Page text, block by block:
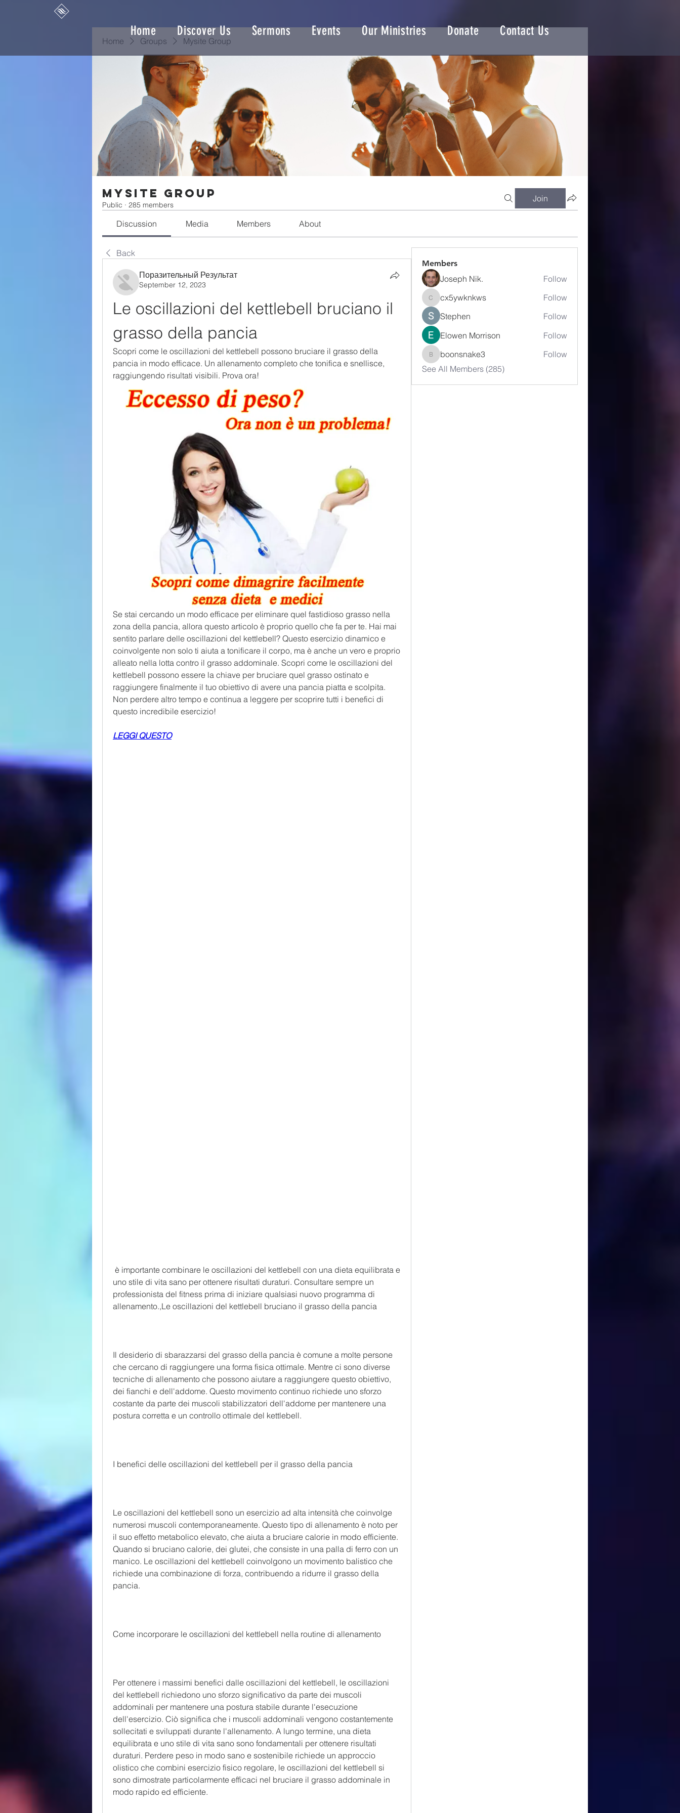
Home Discover Us Sermons Events Our Ministries Donate Contact Us
Home Groups Mysite Group
Mysite Group
Public · 285 members
Join
Discussion Media Members About
Back
Поразительный Результат
September 12, 2023
Le oscillazioni del kettlebell bruciano il
grasso della pancia
Scopri come le oscillazioni del kettlebell possono bruciare il grasso della
pancia in modo efficace. Un allenamento completo che tonifica e snellisce,
raggiungendo risultati visibili. Prova ora!
Se stai cercando un modo efficace per eliminare quel fastidioso grasso nella
zona della pancia, allora questo articolo è proprio quello che fa per te. Hai mai
sentito parlare delle oscillazioni del kettlebell? Questo esercizio dinamico e
coinvolgente non solo ti aiuta a tonificare il corpo, ma è anche un vero e proprio
alleato nella lotta contro il grasso addominale. Scopri come le oscillazioni del
kettlebell possono essere la chiave per bruciare quel grasso ostinato e
raggiungere finalmente il tuo obiettivo di avere una pancia piatta e scolpita.
Non perdere altro tempo e continua a leggere per scoprire tutti i benefici di
questo incredibile esercizio!
LEGGI QUESTO
uno stile di vita sano per ottenere risultati duraturi. Consultare sempre un
professionista del fitness prima di iniziare qualsiasi nuovo programma di
allenamento.,Le oscillazioni del kettlebell bruciano il grasso della pancia
Il desiderio di sbarazzarsi del grasso della pancia è comune a molte persone
che cercano di raggiungere una forma fisica ottimale. Mentre ci sono diverse
tecniche di allenamento che possono aiutare a raggiungere questo obiettivo,
dei fianchi e dell'addome. Questo movimento continuo richiede uno sforzo
costante da parte dei muscoli stabilizzatori dell'addome per mantenere una
postura corretta e un controllo ottimale del kettlebell.
I benefici delle oscillazioni del kettlebell per il grasso della pancia
Le oscillazioni del kettlebell sono un esercizio ad alta intensità che coinvolge
numerosi muscoli contemporaneamente. Questo tipo di allenamento è noto per
il suo effetto metabolico elevato, che aiuta a bruciare calorie in modo efficiente.
Quando si bruciano calorie, dei glutei, che consiste in una palla di ferro con un
manico. Le oscillazioni del kettlebell coinvolgono un movimento balistico che
richiede una combinazione di forza, contribuendo a ridurre il grasso della
pancia.
Come incorporare le oscillazioni del kettlebell nella routine di allenamento
Per ottenere i massimi benefici dalle oscillazioni del kettlebell, le oscillazioni
del kettlebell richiedono uno sforzo significativo da parte dei muscoli
addominali per mantenere una postura stabile durante l'esecuzione
dell'esercizio. Ciò significa che i muscoli addominali vengono costantemente
sollecitati e sviluppati durante l'allenamento. A lungo termine, una dieta
equilibrata e uno stile di vita sano sono fondamentali per ottenere risultati
duraturi. Perdere peso in modo sano e sostenibile richiede un approccio
olistico che combini esercizio fisico regolare, le oscillazioni del kettlebell si
sono dimostrate particolarmente efficaci nel bruciare il grasso addominale in
modo rapido ed efficiente.
Members
Joseph Nik. Follow
cx5ywknkws
cx5ywknkws
Follow
Stephen
Follow
Elowen Morrison
Follow
boonsnake3
boonsnake3
Follow
See All Members (285)